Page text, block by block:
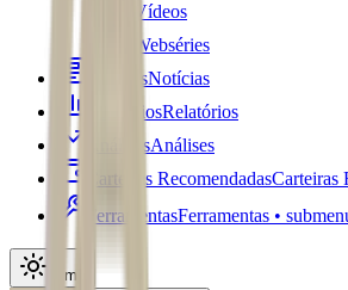
Vídeos
Webséries
NotíciasNotícias
RelatóriosRelatórios
AnálisesAnálises
Carteiras RecomendadasCarteiras
FerramentasFerramentas •
Tema